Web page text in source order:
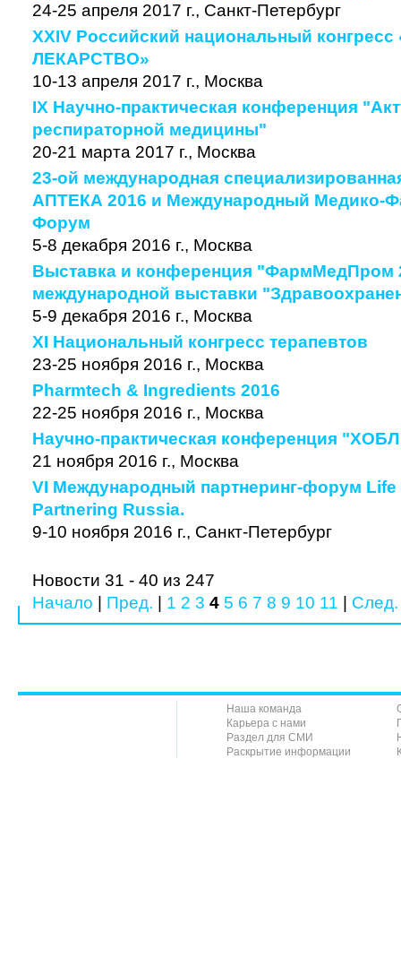
24-25 апреля 2017 г., Санкт-Петербург
XXIV Российский национальный
ЛЕКАРСТВО»
10-13 апреля 2017 г., Москва
IX Научно-практическая конференция
респираторной медицины"
20-21 марта 2017 г., Москва
23-ой международная
АПТЕКА 2016 и Международный Медико-
Форум
5-8 декабря 2016 г., Москва
Выставка и конференция "ФармМедПром
международной выставки
5-9 декабря 2016 г., Москва
XI Национальный конгресс терапевтов
23-25 ноября 2016 г., Москва
Pharmtech & Ingredients 2016
22-25 ноября 2016 г., Москва
Научно-практическая конференция "ХОБЛ
21 ноября 2016 г., Москва
VI Международный партнеринг-форум Life
Partnering Russia.
9-10 ноября 2016 г., Санкт-Петербург
Новости 31 - 40 из 247
Начало
Пред. 1 2 3 4 5 6 7 8 9 10 11 След.
Наша команда
Карьера с нами
Раздел для СМИ
Раскрытие информации